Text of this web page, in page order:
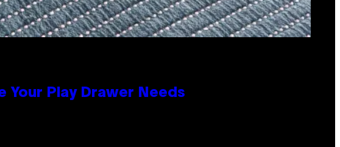
Your Play Drawer Needs